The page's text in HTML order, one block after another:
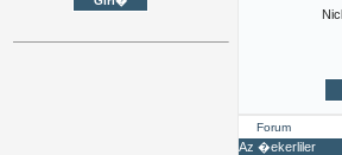
Forum
Az �ekerliler